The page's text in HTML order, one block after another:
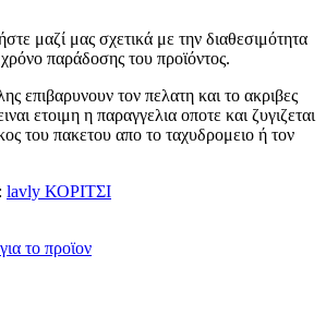
μαζί μας σχετικά με την διαθεσιμότητα
παράδοσης του προϊόντος.
επιβαρυνουν τον πελατη και το ακριβες
ετοιμη η παραγγελια οποτε και ζυγιζεται
του πακετου απο το ταχυδρομειο ή τον
lavly ΚΟΡΙΤΣΙ
το προϊoν